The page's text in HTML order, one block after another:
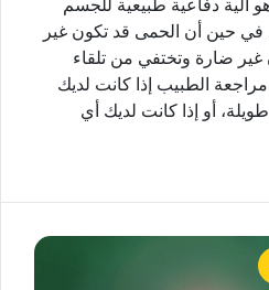
آلية دفاعية طبيعية للجسم
في حين أن الحمى قد تكون غير
غير ضارة وتختفي من تلقاء
الطبيب إذا كانت لديك
أو إذا كانت لديك أي